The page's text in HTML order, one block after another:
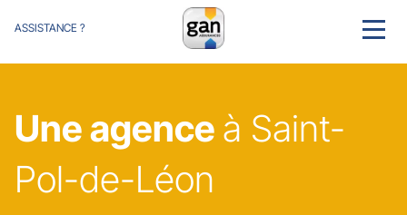
ASSISTANCE ? MENU
Une agence à Saint-
Pol-de-Léon